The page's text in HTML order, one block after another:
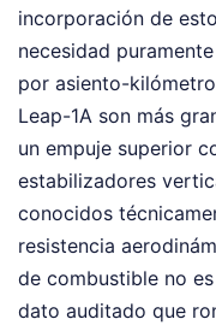
incorporación de
necesidad
por asiento-
Leap-1A son más
un empuje superior
estabilizadores
conocidos
resistencia
de combustible no
dato auditado que